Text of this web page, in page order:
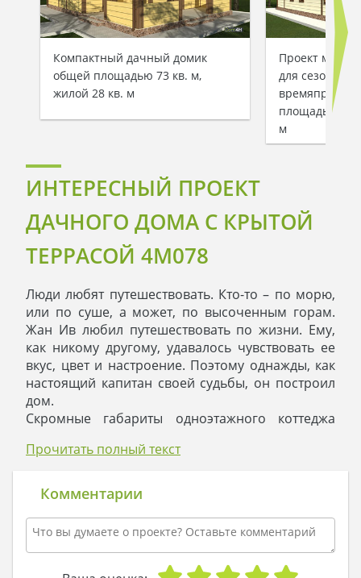
Компактный дачный домик
общей площадью 73 кв. м,
жилой 28 кв. м
Проект
для сезонного
площадью 91
м
ИНТЕРЕСНЫЙ ПРОЕКТ
ДАЧНОГО ДОМА С КРЫТОЙ
ТЕРРАСОЙ 4M078
Люди любят путешествовать. Кто-то – по морю,
или по суше, а может, по высоченным горам.
Жан Ив любил путешествовать по жизни. Ему,
как никому другому, удавалось чувствовать ее
вкус, цвет и настроение. Поэтому однажды, как
настоящий капитан своей судьбы, он построил
дом.
Скромные габариты одноэтажного коттеджа
один взгляд. Облицованный деревом, укрытый
ведущей ко входной двери, дом покорял своей
природностью, «домашностью», и
гостеприимством. Может, секрет крылся в том,
что домик стоял на опушке елового леса, и
многолетние деревья умалчивали какую-то
Прочитать полный текст
Комментарии